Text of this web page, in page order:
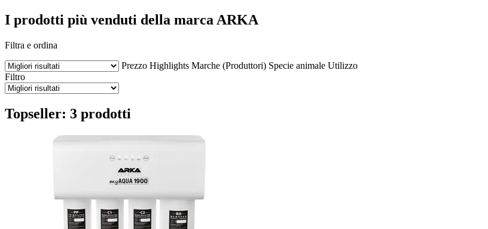
I prodotti più venduti della marca ARKA
Filtra e ordina
Prezzo Highlights Marche (Produttori) Specie animale Utilizzo
Filtro
Topseller: 3 prodotti